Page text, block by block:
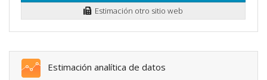
Estimación otro sitio web
Estimación analítica de datos